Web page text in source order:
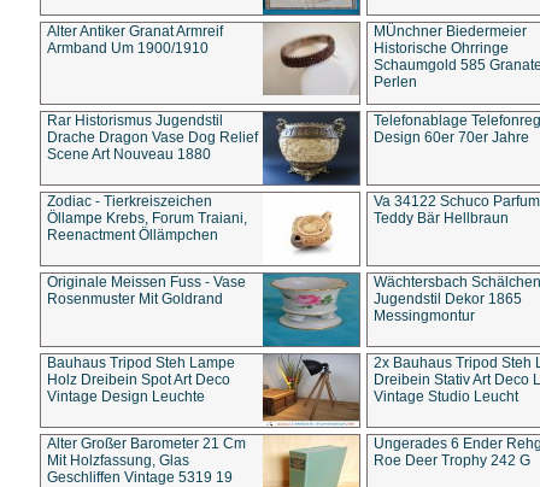
Alter Antiker Granat Armreif
Armband Um 1900/1910
MÜnchner Biedermeier
Historische Ohrringe
Schaumgold 585
Perlen
Rar Historismus Jugendstil
Drache Dragon Vase Dog Relief
Scene Art Nouveau 1880
Telefonablage
Design 60er 70er Jahre
Zodiac - Tierkreiszeichen
Öllampe Krebs, Forum Traiani,
Reenactment Öllämpchen
Va 34122 Schuco
Teddy Bär Hellbraun
Originale Meissen Fuss - Vase
Rosenmuster Mit Goldrand
Wächtersbach Schälchen
Jugendstil Dekor 1865
Messingmontur
Bauhaus Tripod Steh Lampe
Holz Dreibein Spot Art Deco
Vintage Design Leuchte
2x Bauhaus Tripod Steh
Dreibein Stativ Art Deco
Vintage Studio Leucht
Alter Großer Barometer 21 Cm
Mit Holzfassung, Glas
Geschliffen Vintage 5319 19
Ungerades 6 Ender
Roe Deer Trophy 242 G